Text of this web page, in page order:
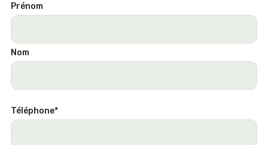
Prénom
Nom
Téléphone*